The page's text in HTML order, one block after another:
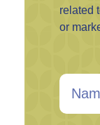
related
or